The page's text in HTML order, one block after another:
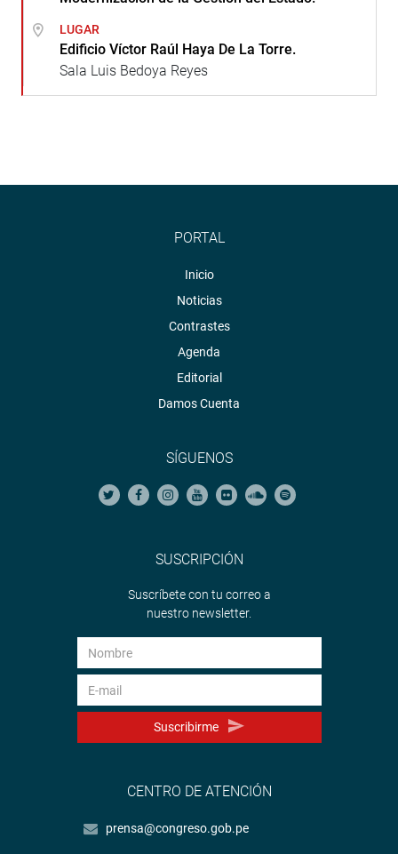
LUGAR
Edificio Víctor Raúl Haya De La Torre.
Sala Luis Bedoya Reyes
PORTAL
Inicio
Noticias
Contrastes
Agenda
Editorial
Damos Cuenta
SÍGUENOS
SUSCRIPCIÓN
Suscríbete con tu correo a
nuestro newsletter.
Suscribirme
CENTRO DE ATENCIÓN
prensa@congreso.gob.pe